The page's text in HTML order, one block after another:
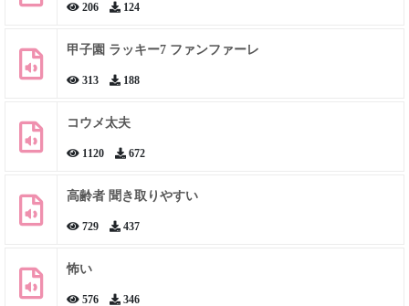
206 124
甲子園 ラッキー7 ファンファーレ
313 188
コウメ太夫
1120 672
高齢者 聞き取りやすい
729 437
怖い
576 346